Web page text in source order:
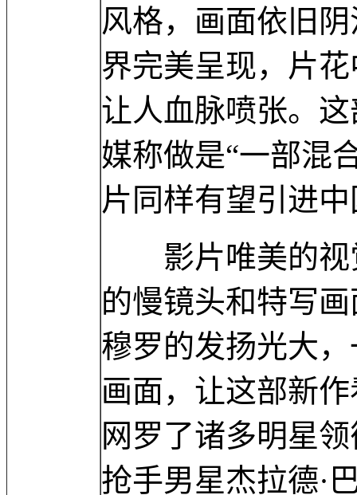
风格，画面依旧
界完美呈现，片
让人血脉喷张。
媒称做是“一部混
片同样有望引进
影片唯美的视
的慢镜头和特写
穆罗的发扬光大
画面，让这部新
网罗了诸多明星
抢手男星杰拉德·